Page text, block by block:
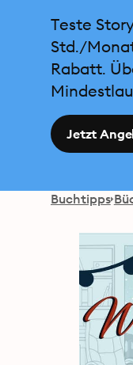
Teste
Std./
Rabatt.
Jetzt
Buchtipps